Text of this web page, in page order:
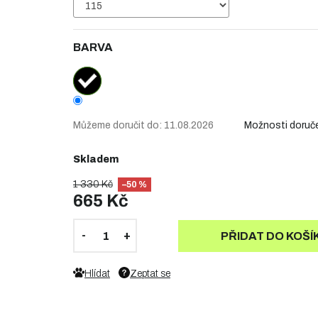
1 330 Kč –50 %
665 Kč
Skladem
BARVA
Můžeme doručit do: 11.08.2026 Možnosti
PŘIDAT DO
Zeptat se
Hlídat